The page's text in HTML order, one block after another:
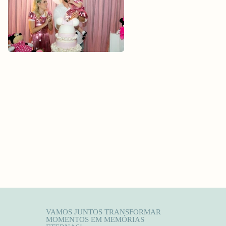
VAMOS JUNTOS TRANSFORMAR
MOMENTOS EM MEMÓRIAS